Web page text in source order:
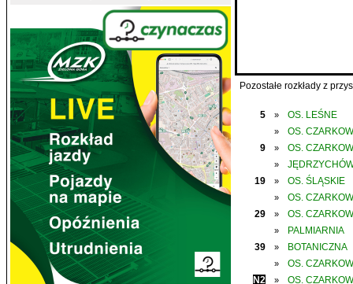
Pozostałe rozkłady z
5 » OS. LEŚNE
»
OS.
9
» OS.
»
19
» OS. ŚLĄSKIE
»
OS.
29
» OS.
»
PALMIARNIA
39
» BOTANICZNA
»
OS.
N2
» OS.